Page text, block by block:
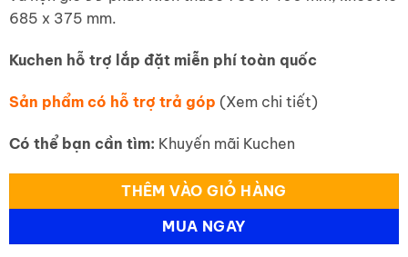
685 x 375 mm.
Kuchen hỗ trợ lắp đặt miễn phítoàn quốc
Sản phẩm có hỗ trợ trả góp (Xem chi tiết)
Có thể bạn cần tìm: Khuyến mãi Kuchen
THÊM VÀO GIỎ HÀNG
MUA NGAY